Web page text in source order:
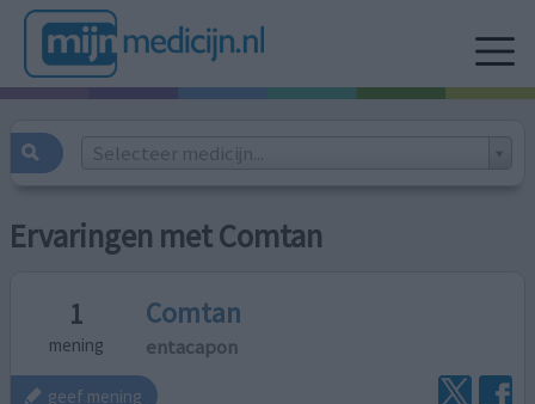
Selecteer medicijn...
Ervaringen met Comtan
1
mening
Comtan
entacapon
geef mening